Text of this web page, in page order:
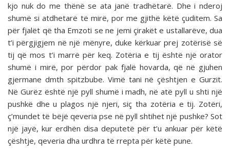
kjo nuk do me thënë se ata janë tradhëtarë. Dhe i nderoj
shumë si atdhetarë të mirë, por me gjithë këtë çuditem. Sa
për fjalët që tha Emzoti se ne jemi çirakët e ustallarëve, dua
t’i përgjigjem në një mënyre, duke kërkuar prej zotërisë së
tij që mos t’i marrë për keq. Zotëria e tij është një orator
shumë i mirë, por përdor pak fjalë hovarda, që në gjuhen
gjermane dmth spitzbube. Vimë tani në çështjen e Gurzit.
Në Gurëz është një pyll shumë i madh, në atë pyll u shti një
pushkë dhe u plagos një njeri, siç tha zotëria e tij. Zotëri,
ç’mundet të bëjë qeveria pse në pyll shtihet një pushke? Sot
një jayë, kur erdhën disa deputetë për t’u ankuar për këtë
çështje, qeveria dha urdhra të rrepta për këtë pune.